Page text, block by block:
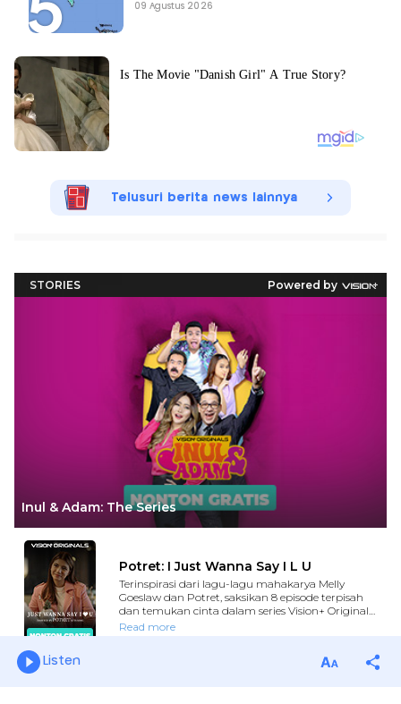
09 Agustus 2026
Telusuri berita news lainnya
Listen